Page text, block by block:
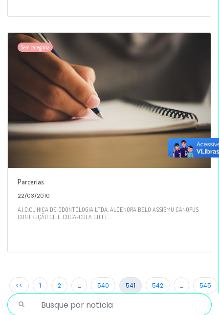
Sem categoria
Parcerias
22/03/2010
A.I.O.CLINICA DE ODONTOLOGIA LTDA. ALDENORA BELO ASSISMU CANOPUS
CONTRUÇÃO CIEE COCA-COLA COIFE...
<< 1 2 … 540 541 542 … 545